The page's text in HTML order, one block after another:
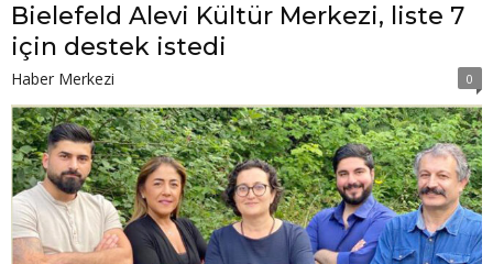
Bielefeld Alevi Kültür Merkezi, liste 7
için destek istedi
Haber Merkezi 0